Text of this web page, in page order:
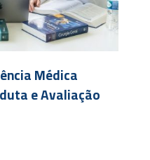
Médica
e Avaliação